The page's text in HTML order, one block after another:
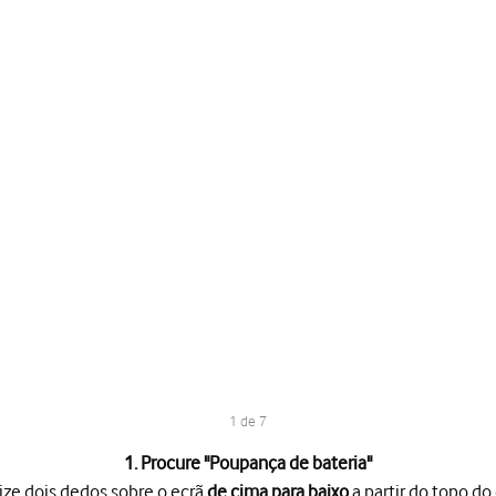
1 de 7
1. Procure "Poupança de bateria"
dois dedos sobre o ecrãde cima para baixoa partir do topo do